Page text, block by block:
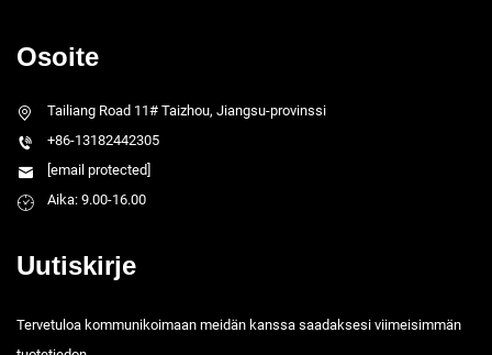
Osoite
Tailiang Road 11# Taizhou, Jiangsu-provinssi
+86-13182442305
[email protected]
Aika: 9.00-16.00
Uutiskirje
Tervetuloa kommunikoimaan meidän kanssa saadaksesi viimeisimmän